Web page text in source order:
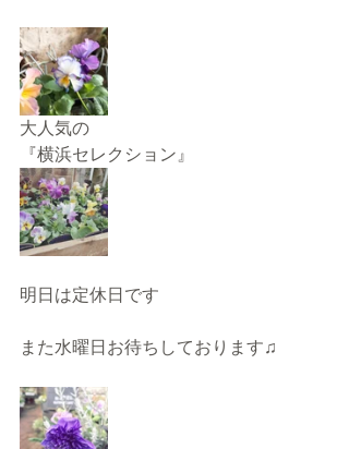
大人気の
『横浜セレクション』
明日は定休日です
また水曜日お待ちしております♫